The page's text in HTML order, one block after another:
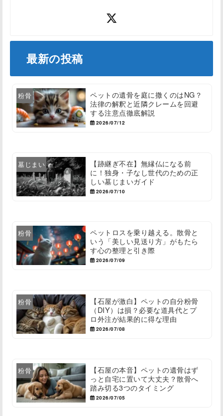
最新の投稿
粉骨
ペットの遺骨を庭に撒くのはNG？
法律の解釈と近隣クレームを回避
する注意点徹底解説
2026/07/12
墓じまい
【跡継ぎ不在】無縁仏になる前
に！独身・子なし世代のための正
しい墓じまいガイド
2026/07/10
粉骨
ペットロスを乗り越える。散骨と
いう「美しい見送り方」がもたら
す心の整理と引き際
2026/07/09
粉骨
【石屋が激白】ペットの自分粉骨
（DIY）は損？必要な道具代とプ
ロ外注が結果的に得な理由
2026/07/08
粉骨
【石屋の本音】ペットの遺骨はず
っと自宅に置いて大丈夫？散骨へ
踏み切る3つのタイミング
2026/07/05